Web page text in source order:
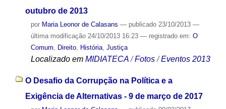
outubro de 2013
por Maria Leonor de Calasans — publicado23/10/2013 —
última modificação24/10/2013 16:23 — registrado em: O
Comum
Direito, História, Justiça
Localizado em MIDIATECA /Fotos /Eventos 2013
O Desafio da Corrupção na Política e a
Exigência de Alternativas - 9 de março de 2017